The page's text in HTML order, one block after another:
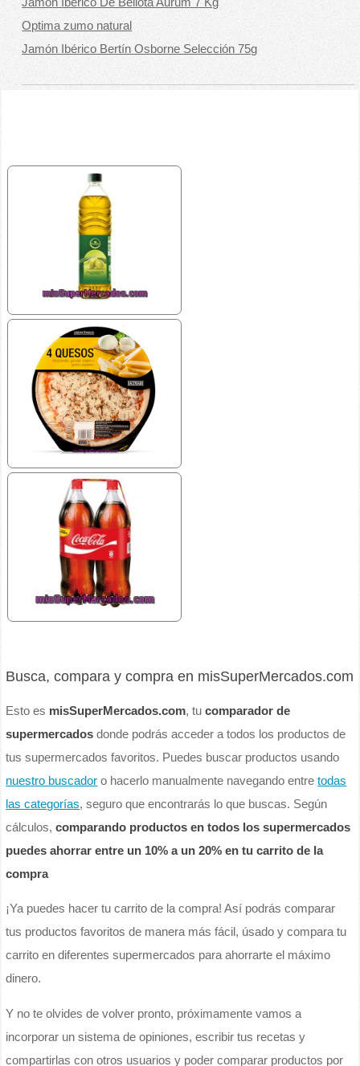
Optima zumo natural
Jamón Ibérico Bertín Osborne Selección 75g
Busca, compara y compra en misSuperMercados.com
Esto es misSuperMercados.com, tucomparador de
supermercados donde podrás acceder a todos los productos de
tus supermercados favoritos. Puedes buscar productos usando
nuestro buscador o hacerlo manualmente navegando entretodas
las categorías, seguro que encontrarás lo que buscas. Según
cálculos,comparando productos en todos los supermercados
puedes ahorrar entre un 10% a un 20% en tu carrito de la
compra
¡Ya puedes hacer tu carrito de la compra! Así podrás comparar
tus productos favoritos de manera más fácil, úsado y compara tu
carrito en diferentes supermercados para ahorrarte el máximo
dinero.
Y no te olvides de volver pronto, próximamente vamos a
incorporar un sistema de opiniones, escribir tus recetas y
compartirlas con otros usuarios y poder comparar productos por